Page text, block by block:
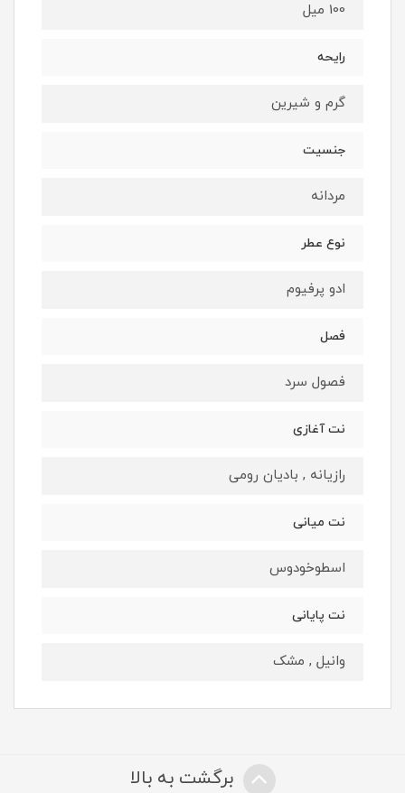
100 میل
رایحه
گرم و شیرین
جنسیت
مردانه
نوع عطر
ادو پرفیوم
فصل
فصول سرد
نت آغازی
رازیانه , بادیان رومی
نت میانی
اسطوخودوس
نت پایانی
وانیل , مشک
برگشت به بالا